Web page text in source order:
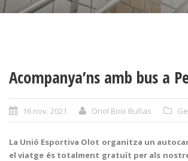
Acompanya’ns amb bus a
16 nov. 2021 Oriol Boix Bufias
La Unió Esportiva Olot organitza un autocar
el viatge és totalment gratuït per als